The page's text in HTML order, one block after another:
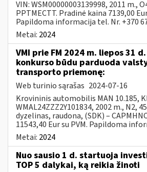
VIN: WSM00000003139998, 2011 m.,
PPTMECTT. Pradinė kaina 7139,00
Papildoma informacija tel. Nr. +370
Metai: 2024
VMI prie FM 2024 m. liepos 31
konkurso būdu parduoda
transporto priemonę:
Web turinio sąrašas 2024-07-16
Krovininis automobilis MAN 10.185,
WMAL24ZZZ2Y101834, 2002 m., N2,
dyzelinas, raudona, (SDK) –
11543,40 Eur su PVM. Papildoma
Metai: 2024
Nuo sausio 1 d. startuoja
TOP 5 dalykai, ką reikia žinoti